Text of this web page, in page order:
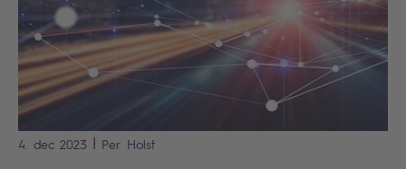
4. dec 2023 | Per Holst